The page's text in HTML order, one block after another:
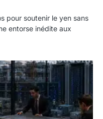
pour soutenir le yen sans
entorse inédite aux
de 11 milliards de